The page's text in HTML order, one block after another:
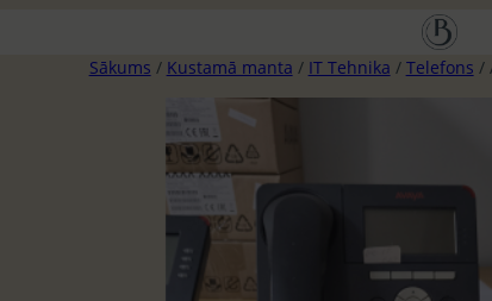
Sākums / Kustamā manta / IT Tehnika / Telefons /